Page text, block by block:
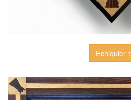
Echiquier 1